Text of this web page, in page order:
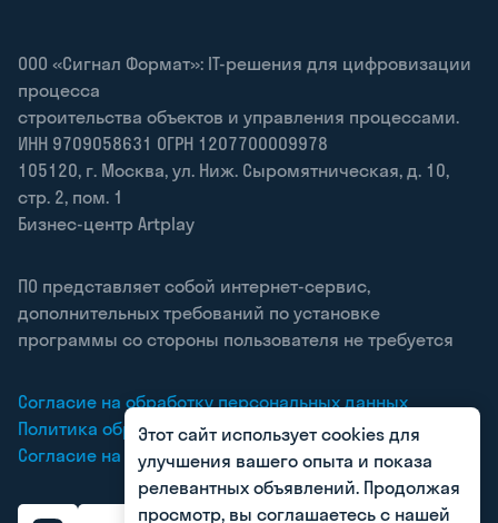
ООО «Сигнал Формат»: IT-решения для цифровизации
процесса
строительства объектов и управления процессами.
ИНН 9709058631 ОГРН 1207700009978
105120, г. Москва, ул. Ниж. Сыромятническая, д. 10,
стр. 2, пом. 1
Бизнес-центр Artplay
ПО представляет собой интернет-сервис,
дополнительных требований по установке
программы со стороны пользователя не требуется
Согласие на обработку персональных данных
Политика обработки персональных данных
Согласие на получение рекламных рассылок
Этот сайт использует cookies для
улучшения вашего опыта и показа
релевантных объявлений. Продолжая
просмотр, вы соглашаетесь с нашей